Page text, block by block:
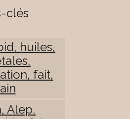
clés
huiles,
fait,
Alep,